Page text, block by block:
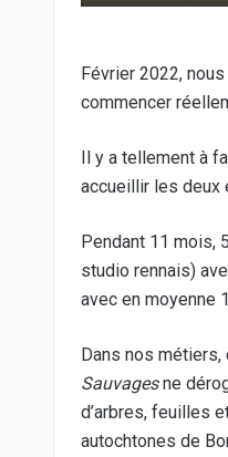
Février 2022,
commencer
Il y a tellement à
accueillir les deux
Pendant 11 mois,
studio rennais)
avec en moyenne
Dans nos métiers,
Sauvagesne
d’arbres, feuilles
autochtones de